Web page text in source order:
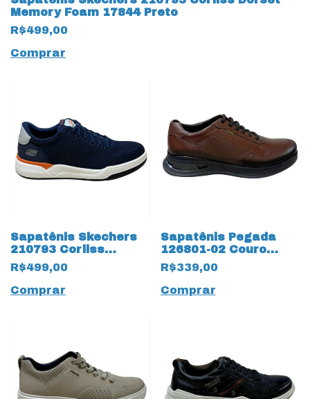
Memory Foam 17844 Preto
R$499,00
Comprar
Sapatênis Skechers
210793 Corliss
Dorset Memory Foam
18815 Marinho
R$499,00
Comprar
Sapatênis Pegada
126801-02 Couro
Natural Mestiço
19044 Pinhão
R$339,00
Comprar